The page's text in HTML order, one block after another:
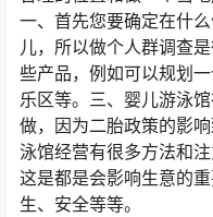
一、首先您要确定在什
儿，所以做个人群调查
些产品，例如可以规划
乐区等。三、婴儿游泳
做，因为二胎政策的影
泳馆经营有很多方法和
这是都是会影响生意的
生、安全等等。